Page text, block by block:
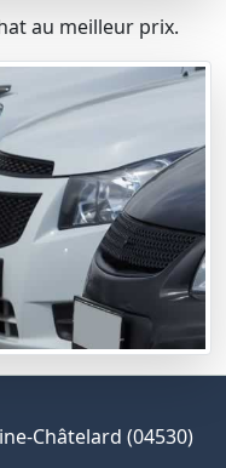
au meilleur prix.
Châtelard (04530)